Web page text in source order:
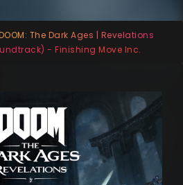
The Dark Ages | Revelations
- Finishing Move Inc.